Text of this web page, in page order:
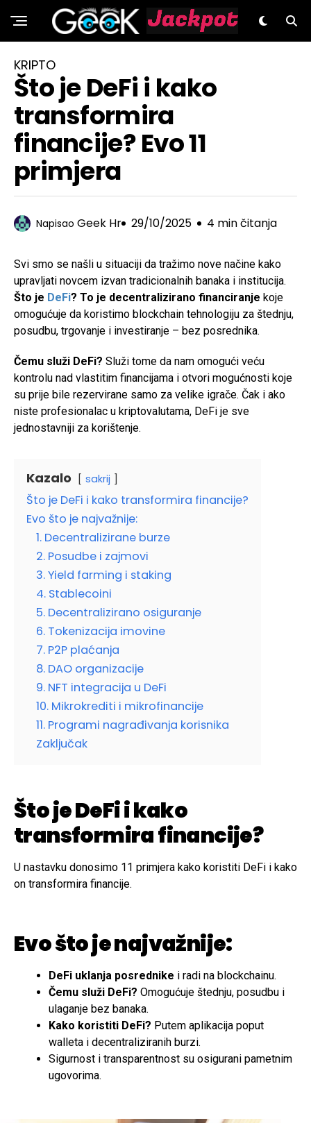
GeeK.hr
KRIPTO
Što je DeFi i kako
transformira
financije? Evo 11
primjera
Napisao Geek Hr 29/10/2025 4 min čitanja
Svi smo se našli u situaciji da tražimo nove načine kako
upravljati novcem izvan tradicionalnih banaka i institucija.
Što je DeFi? To je decentralizirano financiranje koje
omogućuje da koristimo blockchain tehnologiju za štednju,
posudbu, trgovanje i investiranje – bez posrednika.
Čemu služi DeFi? Služi tome da nam omogući veću
kontrolu nad vlastitim financijama i otvori mogućnosti koje
su prije bile rezervirane samo za velike igrače. Čak i ako
niste profesionalac u kriptovalutama, DeFi je sve
jednostavniji za korištenje.
Kazalo sakrij
Što je DeFi i kako transformira financije?
Evo što je najvažnije:
1. Decentralizirane burze
2. Posudbe i zajmovi
3. Yield farming i staking
4. Stablecoini
5. Decentralizirano osiguranje
6. Tokenizacija imovine
7. P2P plaćanja
8. DAO organizacije
9. NFT integracija u DeFi
10. Mikrokrediti i mikrofinancije
11. Programi nagrađivanja korisnika
Zaključak
Što je DeFi i kako
transformira financije?
U nastavku donosimo 11 primjera kako koristiti DeFi i kako
on transformira financije.
Evo što je najvažnije:
DeFi uklanja posrednike i radi na blockchainu.
Čemu služi DeFi? Omogućuje štednju, posudbu i
ulaganje bez banaka.
Kako koristiti DeFi? Putem aplikacija poput
walleta i decentraliziranih burzi.
Sigurnost i transparentnost su osigurani pametnim
ugovorima.